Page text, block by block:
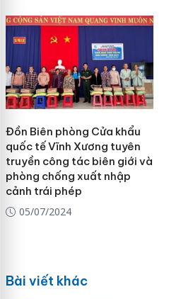
Đồn Biên phòng Cửa khẩu
quốc tế Vĩnh Xương tuyên
truyền công tác biên giới và
phòng chống xuất nhập
cảnh trái phép
05/07/2024
Bài viết khác